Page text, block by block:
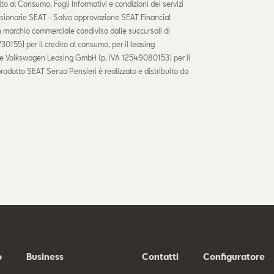
al Consumo, Fogli Informativi e condizioni dei servizi
SEAT - Salvo approvazione SEAT Financial
marchio commerciale condiviso dalle succursali di
per il credito al consumo, per il leasing
Leasing GmbH (p. IVA 12549080153) per il
SEAT Senza Pensieri è realizzato e distribuito da
Business Contatti Configuratore